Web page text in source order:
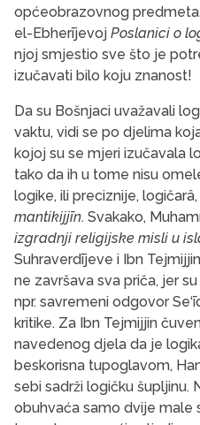
općeobrazovnog
el-Ebherījevoj Poslanici o
njoj smjestio sve što je
izučavati bilo koju znanost!
Da su Bošnjaci uvažavali
vaktu, vidi se po djelima
kojoj su se mjeri izučavala
tako da ih u tome nisu
logike, ili preciznije,
mantikijjīn. Svakako,
izgradnji religijske misli u
Suhraverdījeve i Ibn
ne završava sva priča, jer
npr. savremeni odgovor
kritike. Za Ibn Tejmijjin
navedenog djela da je
beskorisna tupoglavom,
sebi sadrži logičku šupljinu.
obuhvaća samo dvije male